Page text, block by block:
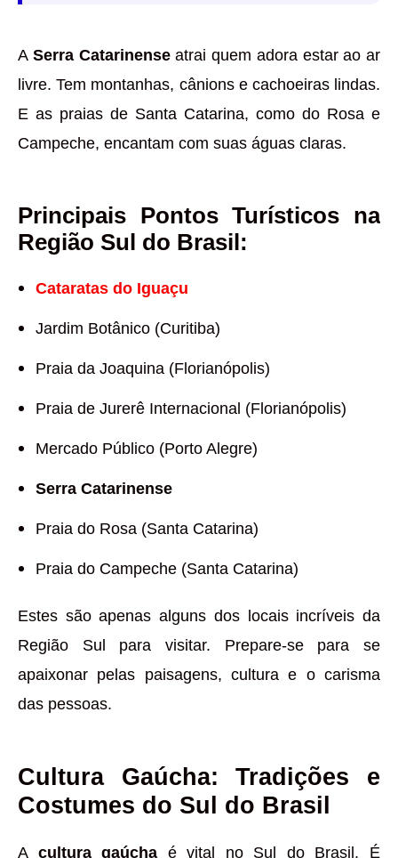
A Serra Catarinenseatrai quem adora estar ao ar
livre. Tem montanhas, cânions e cachoeiras lindas.
E as praias de Santa Catarina, como do Rosa e
Campeche, encantam com suas águas claras.
Principais Pontos Turísticos na
Região Sul do Brasil:
Cataratas do Iguaçu
Jardim Botânico (Curitiba)
Praia da Joaquina (Florianópolis)
Praia de Jurerê Internacional (Florianópolis)
Mercado Público (Porto Alegre)
Serra Catarinense
Praia do Rosa (Santa Catarina)
Praia do Campeche (Santa Catarina)
Estes são apenas alguns dos locais incríveis da
Região Sul para visitar. Prepare-se para se
apaixonar pelas paisagens, cultura e o carisma
das pessoas.
Cultura Gaúcha: Tradições e
Costumes do Sul do Brasil
A cultura gaúcha é vital no Sul do Brasil. É